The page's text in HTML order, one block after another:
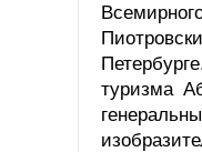
туризма